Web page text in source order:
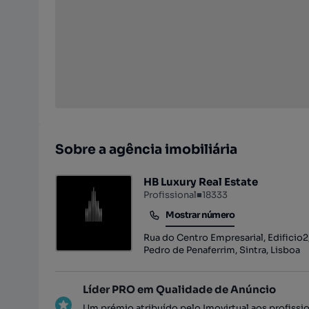
Sobre a agência imobiliária
HB Luxury Real Estate
Profissional■18333
Mostrar número
Mostrar número
Rua do Centro Empresarial,
Pedro de Penaferrim, Sintra, Lisboa
Líder PRO em Qualidade de Anúncio